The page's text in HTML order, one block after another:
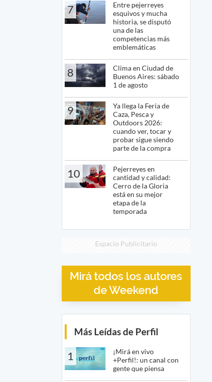
7
Entre pejerreyes
esquivos y mucha
historia, se disputó
una de las
competencias más
emblemáticas
8
Clima en Ciudad de
Buenos Aires: sábado
1 de agosto
9
Ya llega la Feria de
Caza, Pesca y
Outdoors 2026:
cuando ver, tocar y
probar sigue siendo
parte de la compra
10
Pejerreyes en
cantidad y calidad:
Cerro de la Gloria
está en su mejor
etapa de la
temporada
Espacio Publicitario
Mirá todos los autores
de Weekend
Más Leídas de Perfil
1
¡Mirá en vivo
+Perfil!: un canal con
gente que piensa